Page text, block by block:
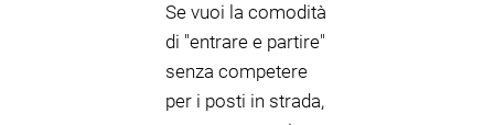
Se vuoi la comodità
di "entrare e partire"
senza competere
per i posti in strada,